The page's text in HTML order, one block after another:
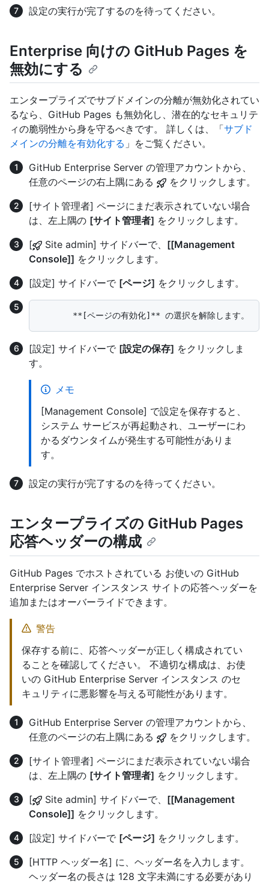
設定の実行が完了するのを待ってください。
Enterprise 向けの GitHub Pages を
無効にする
エンタープライズでサブドメインの分離が無効化されてい
るなら、GitHub Pages も無効化し、潜在的なセキュリテ
ィの脆弱性から身を守るべきです。 詳しくは、「サブド
メインの分離を有効化する 」をご覧ください。
GitHub Enterprise Server の管理アカウントから、
任意のページの右上隅にある
をクリックします。
[サイト管理者] ページにまだ表示されていない場合
は、左上隅の [サイト管理者] をクリックします。
[
Site admin] サイドバーで、 [[Management
Console]] をクリックします。
[設定] サイドバーで [ページ] をクリックします。
[設定] サイドバーで [設定の保存] をクリックしま
す。
メモ
[Management Console] で設定を保存すると、
システム サービスが再起動され、ユーザーにわ
かるダウンタイムが発生する可能性がありま
す。
設定の実行が完了するのを待ってください。
エンタープライズの GitHub Pages
応答ヘッダーの構成
GitHub Pages でホストされている お使いの GitHub
Enterprise Server インスタンス サイトの応答ヘッダーを
追加またはオーバーライドできます。
警告
保存する前に、応答ヘッダーが正しく構成されてい
ることを確認してください。 不適切な構成は、お使
いの GitHub Enterprise Server インスタンス のセ
キュリティに悪影響を与える可能性があります。
GitHub Enterprise Server の管理アカウントから、
任意のページの右上隅にある
をクリックします。
[サイト管理者] ページにまだ表示されていない場合
は、左上隅の [サイト管理者] をクリックします。
[
Site admin] サイドバーで、 [[Management
Console]] をクリックします。
[設定] サイドバーで [ページ] をクリックします。
[HTTP ヘッダー名] に、ヘッダー名を入力します。
ヘッダー名の長さは 128 文字未満にする必要があり